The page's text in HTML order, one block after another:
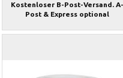
Kostenloser B-Post-Versand. A-
Post & Express optional